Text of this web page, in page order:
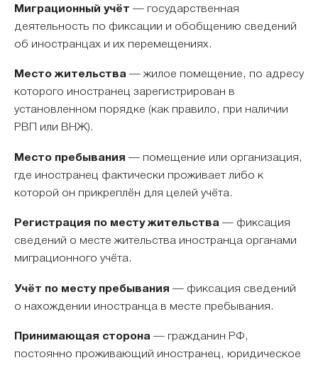
Миграционный учёт — государственная
деятельность по фиксации и обобщению сведений
об иностранцах и их перемещениях.
Место жительства — жилое помещение, по адресу
которого иностранец зарегистрирован в
установленном порядке (как правило, при наличии
РВП или ВНЖ).
Место пребывания — помещение или организация,
где иностранец фактически проживает либо к
которой он прикреплён для целей учёта.
Регистрация по месту жительства — фиксация
сведений о месте жительства иностранца органами
миграционного учёта.
Учёт по месту пребывания — фиксация сведений
о нахождении иностранца в месте пребывания.
Принимающая сторона — гражданин РФ,
постоянно проживающий иностранец, юридическое